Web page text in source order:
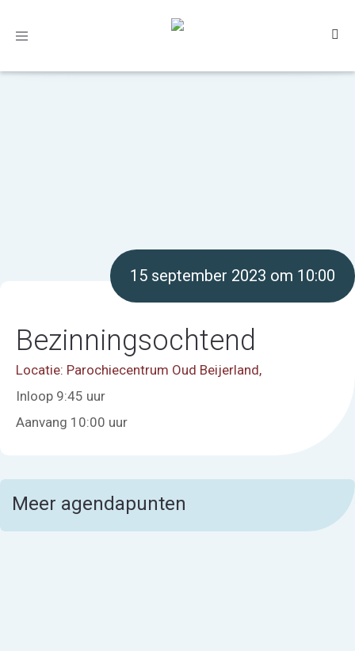
Toggle
15 september 2023 om 10:00
Bezinningsochtend
Locatie: Parochiecentrum Oud Beijerland,
Inloop 9:45 uur
Aanvang 10:00 uur
Meer agendapunten